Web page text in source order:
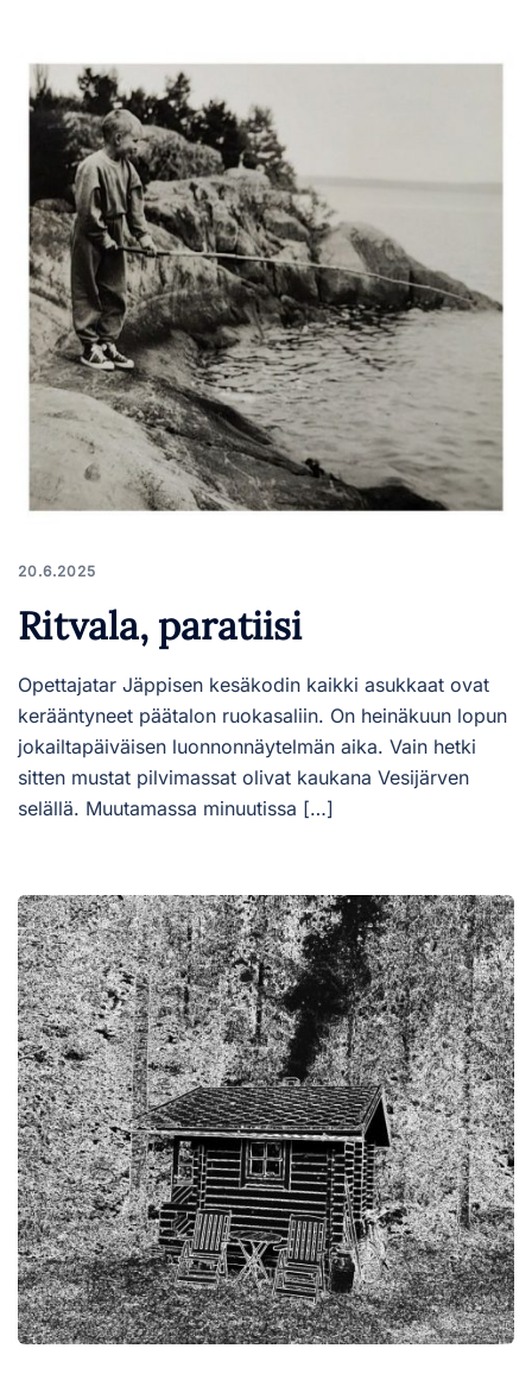
20.6.2025
Ritvala, paratiisi
Opettajatar Jäppisen kesäkodin kaikki asukkaat ovat
kerääntyneet päätalon ruokasaliin. On heinäkuun lopun
jokailtapäiväisen luonnonnäytelmän aika. Vain hetki
sitten mustat pilvimassat olivat kaukana Vesijärven
selällä. Muutamassa minuutissa […]